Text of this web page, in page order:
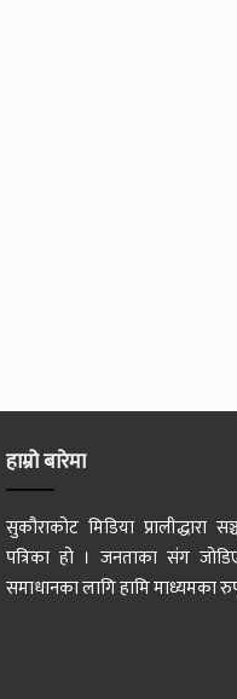
हाम्रो बारेमा
सुकौराकोट मिडिया
पत्रिका हो । जनताका संग
समाधानका लागि हामि माध्यमका